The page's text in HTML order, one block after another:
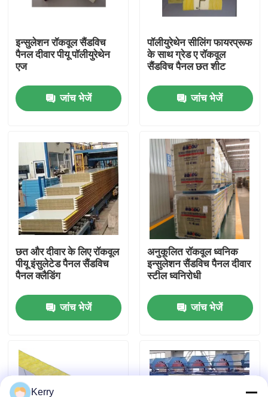
घर
उत्पादों
कारखाना भ्रमण
गुणवत्ता नियंत्रण
एक उद्धरण का अनुरोध करें
इस्पात संरचना भवन
इस्पात संरचना गोदाम
इस्पात संरचना कार्यशाला
इन्सुलेशन रॉकवूल सैंडविच
पैनल दीवार पीयू पॉलीयुरेथेन
एज
जांच भेजें
पॉलीयुरेथेन सीलिंग फायरप्रूफ
के साथ ग्रेड ए रॉकवूल
सैंडविच पैनल छत शीट
जांच भेजें
छत और दीवार के लिए रॉकवूल
पीयू इंसुलेटेड पैनल सैंडविच
पैनल क्लैडिंग
जांच भेजें
अनुकूलित रॉकवूल ध्वनिक
इन्सुलेशन सैंडविच पैनल दीवार
स्टील ध्वनिरोधी
जांच भेजें
Kerry